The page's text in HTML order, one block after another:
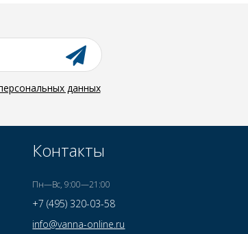
данных
Контакты
Пн—Вс, 9:00—21:00
+7 (495) 320-03-58
info@vanna-online.ru